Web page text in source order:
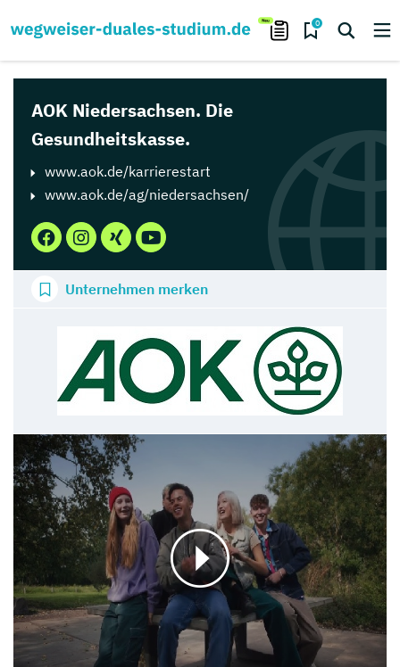
0
AOK Niedersachsen. Die
Gesundheitskasse.
www.aok.de/karrierestart
www.aok.de/ag/niedersachsen/
Unternehmen merken